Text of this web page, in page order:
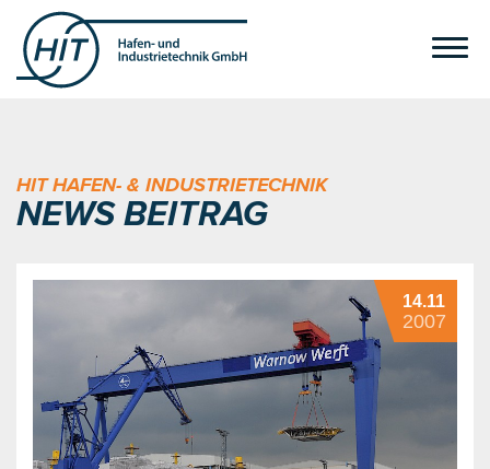
HIT HAFEN- & INDUSTRIETECHNIK
NEWS BEITRAG
14.11
2007